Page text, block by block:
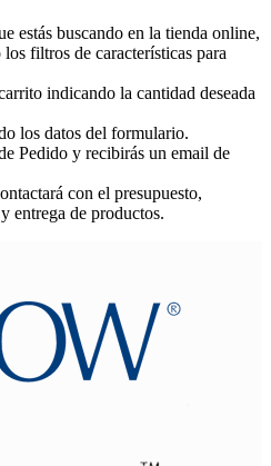
estás buscando en la tienda online,
filtros de características para
indicando la cantidad deseada
los datos del formulario.
Pedido y recibirás un email de
con el presupuesto,
entrega de productos.